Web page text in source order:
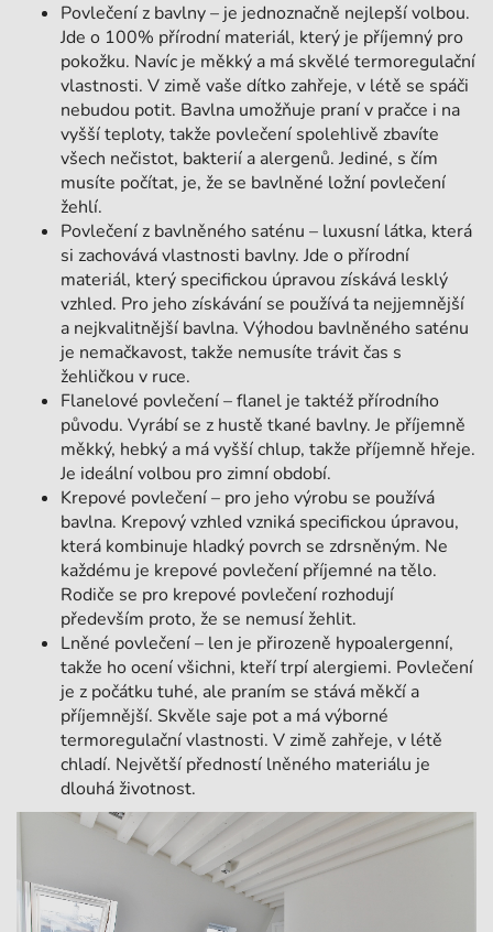
Povlečení z bavlny – je jednoznačně nejlepší volbou.
Jde o 100% přírodní materiál, který je příjemný pro
pokožku. Navíc je měkký a má skvělé termoregulační
vlastnosti. V zimě vaše dítko zahřeje, v létě se spáči
nebudou potit. Bavlna umožňuje praní v pračce i na
vyšší teploty, takže povlečení spolehlivě zbavíte
všech nečistot, bakterií a alergenů. Jediné, s čím
musíte počítat, je, že se bavlněné ložní povlečení
žehlí.
Povlečení z bavlněného saténu – luxusní látka, která
si zachovává vlastnosti bavlny. Jde o přírodní
materiál, který specifickou úpravou získává lesklý
vzhled. Pro jeho získávání se používá ta nejjemnější
a nejkvalitnější bavlna. Výhodou bavlněného saténu
je nemačkavost, takže nemusíte trávit čas s
žehličkou v ruce.
Flanelové povlečení – flanel je taktéž přírodního
původu. Vyrábí se z hustě tkané bavlny. Je příjemně
měkký, hebký a má vyšší chlup, takže příjemně hřeje.
Je ideální volbou pro zimní období.
Krepové povlečení – pro jeho výrobu se používá
bavlna. Krepový vzhled vzniká specifickou úpravou,
která kombinuje hladký povrch se zdrsněným. Ne
každému je krepové povlečení příjemné na tělo.
Rodiče se pro krepové povlečení rozhodují
především proto, že se nemusí žehlit.
Lněné povlečení – len je přirozeně hypoalergenní,
takže ho ocení všichni, kteří trpí alergiemi. Povlečení
je z počátku tuhé, ale praním se stává měkčí a
příjemnější. Skvěle saje pot a má výborné
termoregulační vlastnosti. V zimě zahřeje, v létě
chladí. Největší předností lněného materiálu je
dlouhá životnost.